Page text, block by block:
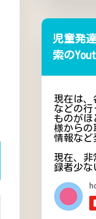
児童発
索の
現在は、
などの行
ものがほ
様からの
情報など
現在、非
録者少